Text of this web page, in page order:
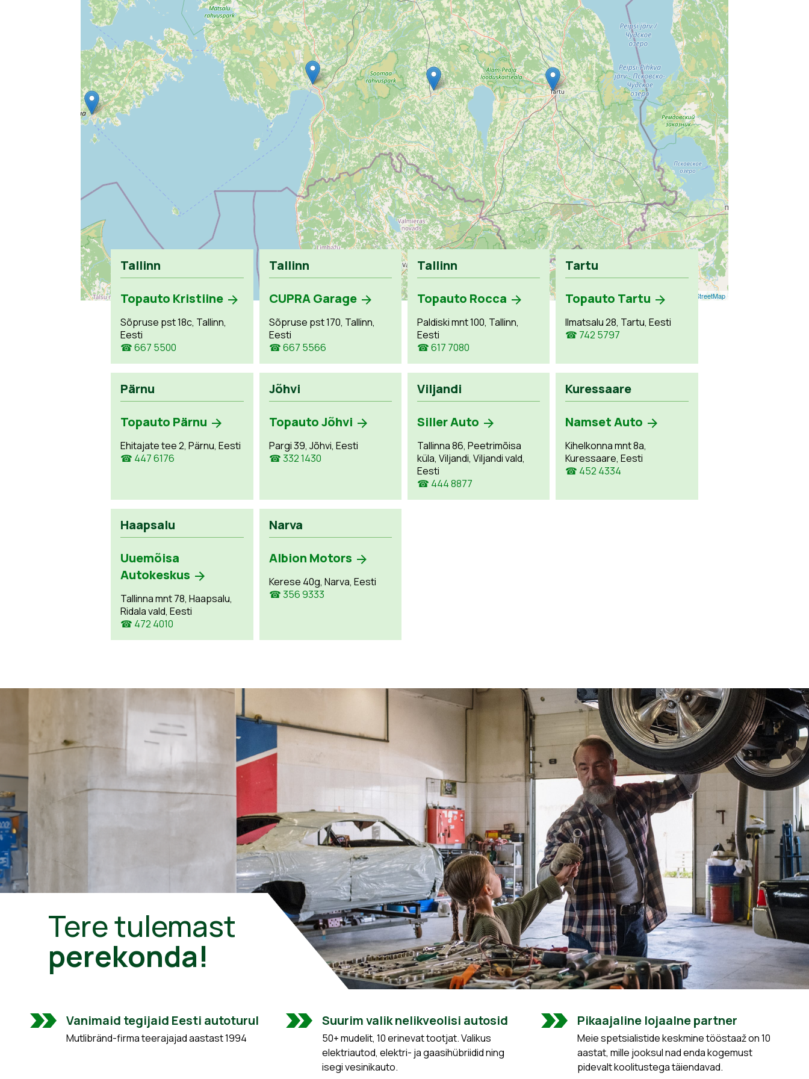
Leaflet OpenStreetMap
Tallinn
Topauto Kristiine
Sõpruse pst 18c, Tallinn,
Eesti
☎ 667 5500
Tallinn
CUPRA Garage
Sõpruse pst 170, Tallinn,
Eesti
☎ 667 5566
Tallinn
Topauto Rocca
Paldiski mnt 100, Tallinn,
Eesti
☎ 617 7080
Tartu
Topauto Tartu
Ilmatsalu 28, Tartu, Eesti
☎ 742 5797
Pärnu
Topauto Pärnu
Ehitajate tee 2, Pärnu, Eesti
☎ 447 6176
Jõhvi
Topauto Jõhvi
Pargi 39, Jõhvi, Eesti
☎ 332 1430
Viljandi
Siller Auto
Tallinna 86, Peetrimõisa
küla, Viljandi, Viljandi vald,
Eesti
☎ 444 8877
Kuressaare
Namset Auto
Kihelkonna mnt 8a,
Kuressaare, Eesti
☎ 452 4334
Haapsalu
Uuemõisa
Autokeskus
Tallinna mnt 78, Haapsalu,
Ridala vald, Eesti
☎ 472 4010
Narva
Albion Motors
Kerese 40g, Narva, Eesti
☎ 356 9333
Tere tulemast
perekonda!
Vanimaid tegijaid Eesti autoturul
Mutlibränd-firma teerajajad aastast 1994
Suurim valik nelikveolisi autosid
50+ mudelit, 10 erinevat tootjat. Valikus
elektriautod, elektri- ja gaasihübriidid ning
isegi vesinikauto.
Pikaajaline lojaalne partner
Meie spetsialistide keskmine tööstaaž on 10
aastat, mille jooksul nad enda kogemust
pidevalt koolitustega täiendavad.